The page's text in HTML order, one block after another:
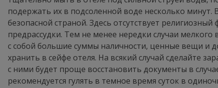
подержать их в подсоленной воде несколько минут.
безопасной страной. Здесь отсутствует
предрассудки. Тем не менее нередки случаи мелкого
с собой большие суммы наличности, ценные вещи и
хранить в сейфе отеля. На всякий случай сделайте
с ними будет проще восстановить документы в
рекомендуется гулять в темное время суток в